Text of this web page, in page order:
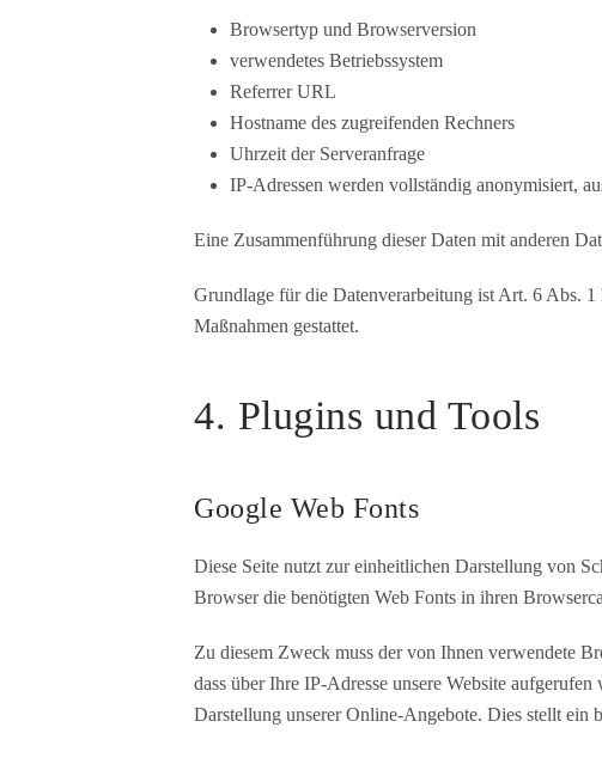
Browsertyp und Browserversion
verwendetes Betriebssystem
Referrer URL
Hostname des zugreifenden Rechners
Uhrzeit der Serveranfrage
IP-Adressen werden vollständig anonymisiert,
Eine Zusammenführung dieser Daten mit anderen
Grundlage für die Datenverarbeitung ist Art. 6 Abs.
Maßnahmen gestattet.
4. Plugins und Tools
Google Web Fonts
Diese Seite nutzt zur einheitlichen Darstellung von
Browser die benötigten Web Fonts in ihren
Zu diesem Zweck muss der von Ihnen verwendete
dass über Ihre IP-Adresse unsere Website
Darstellung unserer Online-Angebote. Dies stellt